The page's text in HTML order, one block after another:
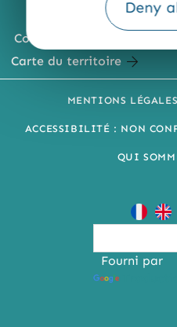
Deny
Comment venir ?
Carte du territoire
MENTIONS LÉGALES
ACCESSIBILITÉ : NON
QUI
Fourni par